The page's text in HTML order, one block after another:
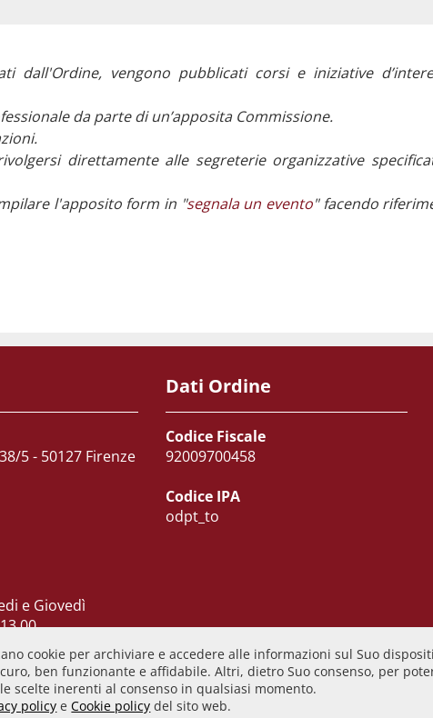
dall'Ordine, vengono pubblicati corsi e iniziative
da parte di un’apposita Commissione.
direttamente alle segreterie organizzative
l'apposito form in "segnala un evento" facendo
5 - 50127 Firenze
e Giovedì
alle 15.00
Dati Ordine
Codice Fiscale
92009700458
Codice IPA
odpt_to
cookie per archiviare e accedere alle informazioni sul Suo
ben funzionante e affidabile. Altri, dietro Suo consenso, per
scelte inerenti al consenso in qualsiasi momento.
policy eCookie policy del sito web.